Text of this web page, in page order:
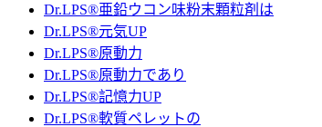
Dr.LPS®亜鉛ウコン味粉末顆粒剤は
Dr.LPS®元気UP
Dr.LPS®原動力
Dr.LPS®原動力であり
Dr.LPS®記憶力UP
Dr.LPS®軟質ペレットの